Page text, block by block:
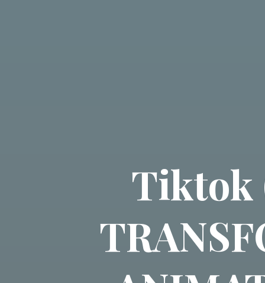
Tiktok